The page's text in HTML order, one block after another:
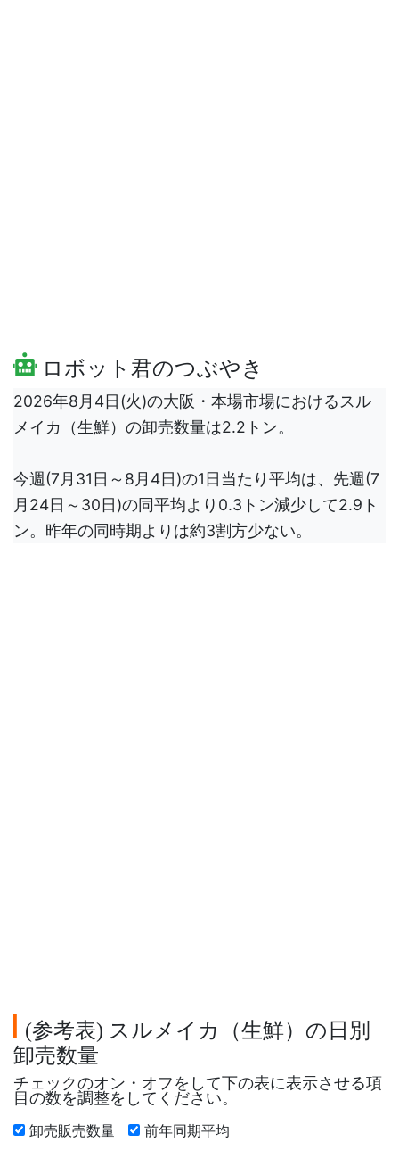
ロボット君のつぶやき
2026年8月4日(火)の大阪・本場市場におけるスル
メイカ（生鮮）の卸売数量は2.2トン。
今週(7月31日～8月4日)の1日当たり平均は、先週(7
月24日～30日)の同平均より0.3トン減少して2.9ト
ン。昨年の同時期よりは約3割方少ない。
(参考表) スルメイカ（生鮮）の日別
卸売数量
チェックのオン・オフをして下の表に表示させる項
目の数を調整をしてください。
卸売販売数量 前年同期平均